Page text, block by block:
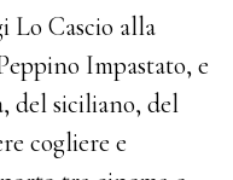
Lo Cascio alla
Impastato, e
del siciliano, del
cogliere e